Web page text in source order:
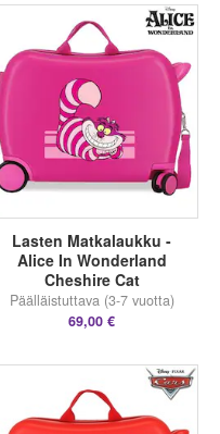
Lasten Matkalaukku -
Alice In Wonderland
Cheshire Cat
Päälläistuttava (3-7 vuotta)
69,00 €